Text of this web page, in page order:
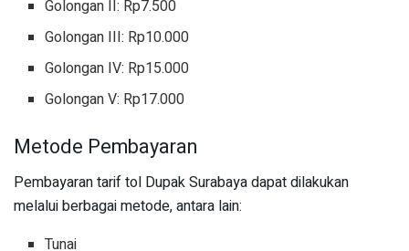
Golongan II: Rp7.500
Golongan III: Rp10.000
Golongan IV: Rp15.000
Golongan V: Rp17.000
Metode Pembayaran
Pembayaran tarif tol Dupak Surabaya dapat dilakukan
melalui berbagai metode, antara lain:
Tunai